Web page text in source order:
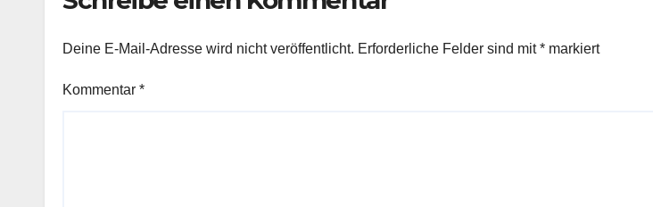
Deine E-Mail-Adresse wird nicht veröffentlicht. Erforderliche Felder sind mit* markiert
Kommentar *